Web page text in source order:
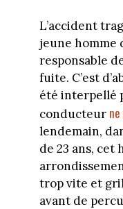
L’accident
jeune homme
responsable
fuite. C’est
été interpellé
conducteur
lendemain,
de 23 ans, cet
trop vite et
avant de